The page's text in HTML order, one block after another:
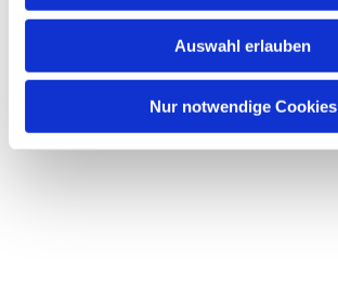
Auswahl erlauben
Nur notwendige Cookies